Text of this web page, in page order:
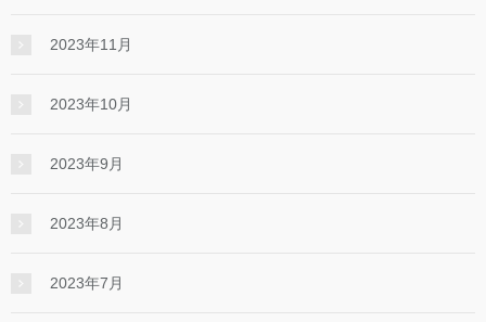
2023年11月
2023年10月
2023年9月
2023年8月
2023年7月